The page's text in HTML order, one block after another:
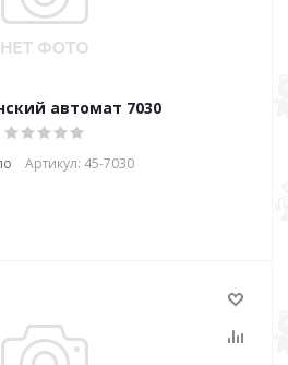
автомат 7030
Артикул: 45-7030